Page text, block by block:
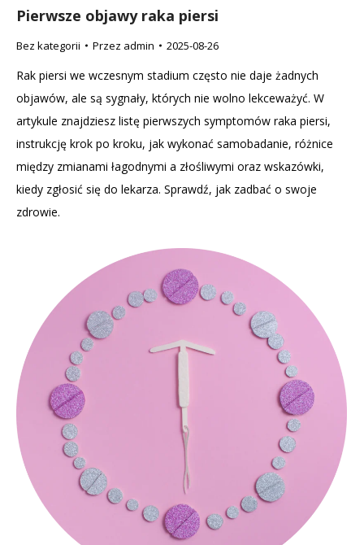
Pierwsze objawy raka piersi
Bez kategorii Przez admin 2025-08-26
Rak piersi we wczesnym stadium często nie daje żadnych
objawów, ale są sygnały, których nie wolno lekceważyć. W
artykule znajdziesz listę pierwszych symptomów raka piersi,
instrukcję krok po kroku, jak wykonać samobadanie, różnice
między zmianami łagodnymi a złośliwymi oraz wskazówki,
kiedy zgłosić się do lekarza. Sprawdź, jak zadbać o swoje
zdrowie.